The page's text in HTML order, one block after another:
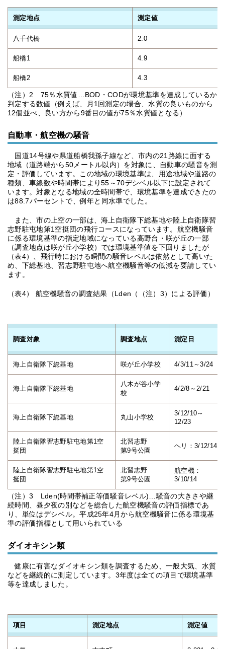
測定地点 測定値
八千代橋 2.0
船橋1 4.9
船橋2 4.3
（注）2 75％水質値…BOD・CODが環境基準を達成しているか
判定する数値（例えば、月1回測定の場合、水質の良いものから
12個並べ、良い方から9番目の値が75％水質値となる）
自動車・航空機の騒音
国道14号線や県道船橋我孫子線など、市内の21路線に面する
地域（道路端から50メートル以内）を対象に、自動車の騒音を測
定・評価しています。この地域の環境基準は、用途地域や道路の
種類、車線数や時間帯により55～70デシベル以下に設定されて
います。対象となる地域の全時間帯で、環境基準を達成できたの
は88.7パーセントで、例年と同水準でした。
また、市の上空の一部は、海上自衛隊下総基地や陸上自衛隊習
志野駐屯地第1空挺団の飛行コースになっています。航空機騒音
に係る環境基準の指定地域になっている高野台・咲が丘の一部
（調査地点は咲が丘小学校）では環境基準値を下回りましたが
（表4）、飛行時における瞬間の騒音レベルは依然として高いた
め、下総基地、習志野駐屯地へ航空機騒音等の低減を要請してい
ます。
（表4） 航空機騒音の調査結果（Lden（（注）3）による評価）
調査対象 調査地点 測定日
海上自衛隊下総基地 咲が丘小学校 4/3/11～3/24
海上自衛隊下総基地
八木が谷小学
校
4/2/8～2/21
海上自衛隊下総基地 丸山小学校
3/12/10～
12/23
陸上自衛隊習志野駐屯地第1空
挺団
北習志野
第9号公園
ヘリ：3/12/14
陸上自衛隊習志野駐屯地第1空
挺団
北習志野
第9号公園
航空機：
3/10/14
（注）3 Lden(時間帯補正等価騒音レベル)…騒音の大きさや継
続時間、昼夕夜の別などを総合した航空機騒音の評価指標であ
り、単位はデシベル。平成25年4月から航空機騒音に係る環境基
準の評価指標として用いられている
ダイオキシン類
健康に有害なダイオキシン類を調査するため、一般大気、水質
などを継続的に測定しています。3年度は全ての項目で環境基準
等を達成しました。
項目 測定地点 測定値